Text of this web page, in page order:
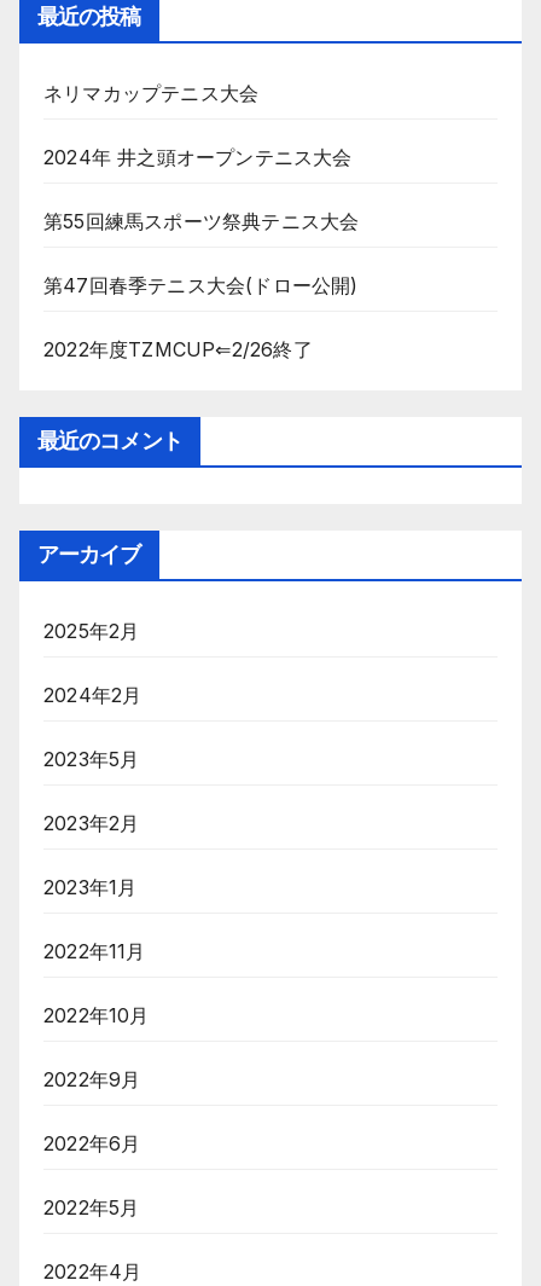
最近の投稿
ネリマカップテニス大会
2024年 井之頭オープンテニス大会
第55回練馬スポーツ祭典テニス大会
第47回春季テニス大会(ドロー公開)
2022年度TZMCUP⇐2/26終了
最近のコメント
アーカイブ
2025年2月
2024年2月
2023年5月
2023年2月
2023年1月
2022年11月
2022年10月
2022年9月
2022年6月
2022年5月
2022年4月